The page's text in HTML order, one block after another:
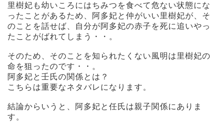
里樹妃も幼いころにはちみつを食べて危ない状態にな
ったことがあるため、阿多妃と仲がいい里樹妃が、そ
のことを話せば、自分が阿多妃の赤子を死に追いやっ
たことがばれてしまう・・。
そのため、そのことを知られたくない風明は里樹妃の
命を狙ったのです・・。
阿多妃と壬氏の関係とは？
こちらは重要なネタバレになります。
結論からいうと、阿多妃と任氏は親子関係にありま
す。